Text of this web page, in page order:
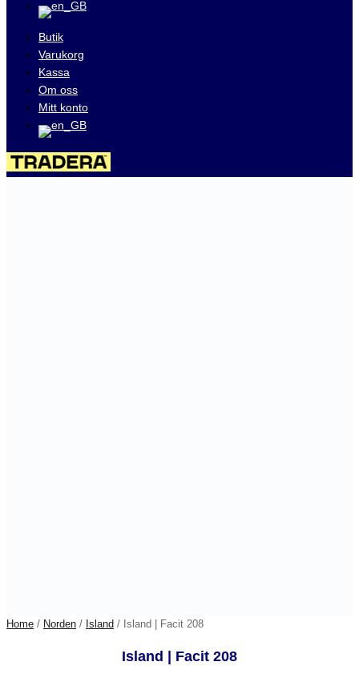
Butik
Varukorg
Kassa
Om oss
Mitt konto
Home / Norden / Island / Island | Facit 208
Island | Facit 208